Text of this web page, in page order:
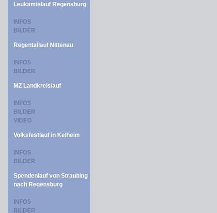
Leukämielauf Regensburg
INFOS
BILDER
Regentallauf Nittenau
INFOS
BILDER
MZ Landkreislauf
INFOS
BILDER
VIDEO
Volksfestlauf in Kelheim
INFOS
BILDER
Spendenlauf von Straubing
nach Regensburg
INFOS
BILDER